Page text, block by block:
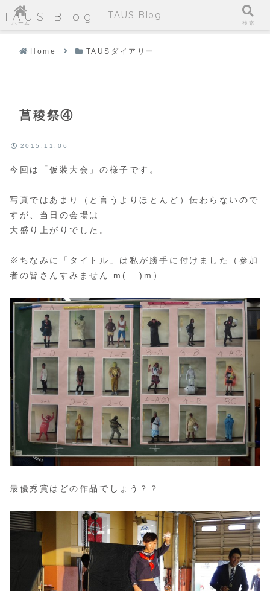
TAUS Blog
Home TAUSダイアリー
菖稜祭④
2015.11.06
今回は「仮装大会」の様子です。
写真ではあまり（と言うよりほとんど）伝わらないので
すが、当日の会場は
大盛り上がりでした。
※ちなみに「タイトル」は私が勝手に付けました（参加
者の皆さんすみません m(__)m）
最優秀賞はどの作品でしょう？？
ホーム
TAUS Blog
検索